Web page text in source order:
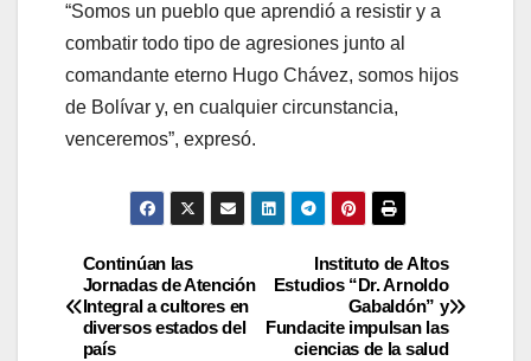
“Somos un pueblo que aprendió a resistir y a
combatir todo tipo de agresiones junto al
comandante eterno Hugo Chávez, somos hijos
de Bolívar y, en cualquier circunstancia,
venceremos”, expresó.
Instituto de Altos
Estudios “Dr. Arnoldo
Gabaldón” y
Fundacite impulsan las
ciencias de la salud
Continúan las
Jornadas de Atención
Integral a cultores en
diversos estados del
país